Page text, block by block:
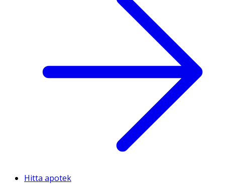
Hitta apotek